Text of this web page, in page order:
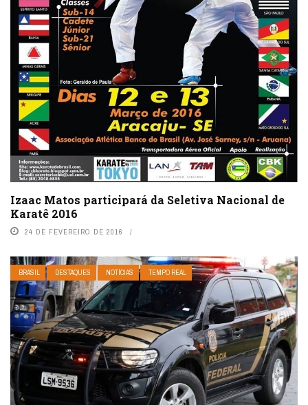
Izaac Matos participará da Seletiva Nacional de
Karatê 2016
24 DE FEVEREIRO DE 2016
BRASIL DESTAQUES NOTÍCIAS TEMPO REAL